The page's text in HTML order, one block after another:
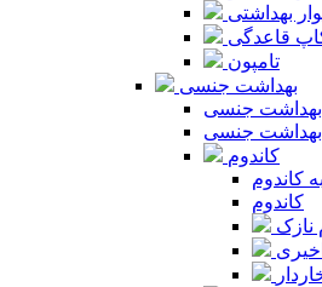
بهداشتی
قاعدگی
تامپون
بهداشت جنسی
بهداشت جنسی
بهداشت جنسی
کاندوم
کاندوم
کاندوم
نازک